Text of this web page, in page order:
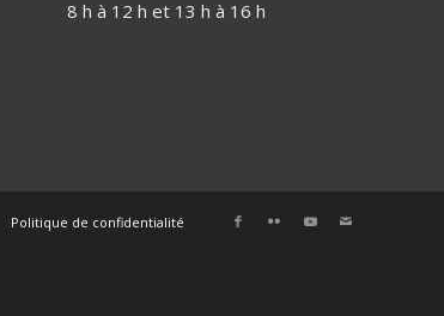
8 h à 12 h et 13 h à 16 h
Politique de confidentialité